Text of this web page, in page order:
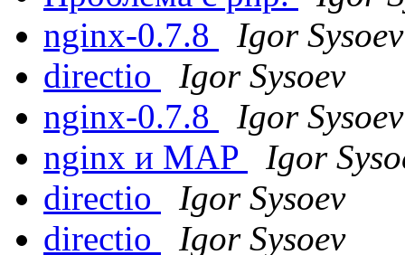
nginx-0.7.8
Igor Sysoev
directio
Igor Sysoev
nginx-0.7.8
Igor Sysoev
nginx и MAP
Igor
directio
Igor Sysoev
directio
Igor Sysoev